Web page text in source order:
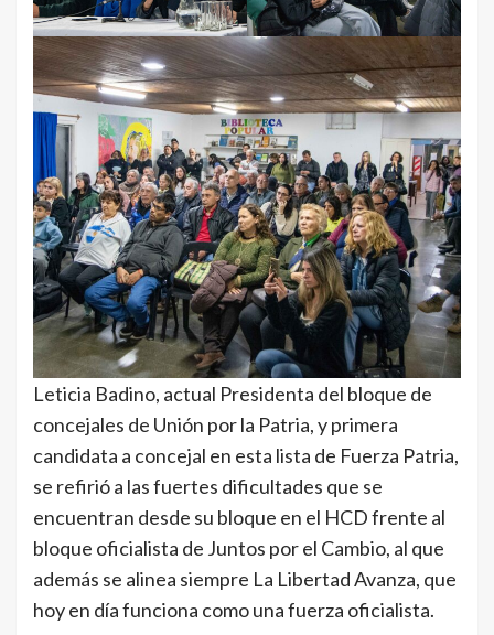
Leticia Badino, actual Presidenta del bloque de
concejales de Unión por la Patria, y primera
candidata a concejal en esta lista de Fuerza Patria,
se refirió a las fuertes dificultades que se
encuentran desde su bloque en el HCD frente al
bloque oficialista de Juntos por el Cambio, al que
además se alinea siempre La Libertad Avanza, que
hoy en día funciona como una fuerza oficialista.